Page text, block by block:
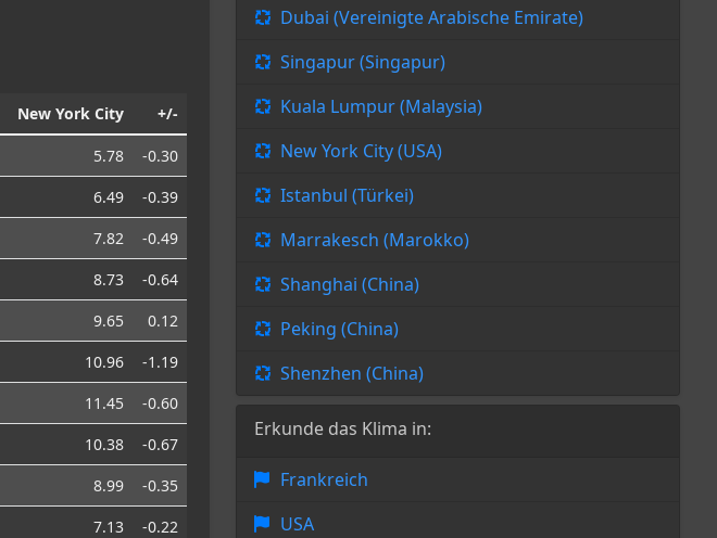
New York City +/-
5.78
-0.30
6.49
-0.39
7.82
-0.49
8.73
-0.64
9.65
0.12
10.96
-1.19
11.45
-0.60
10.38
-0.67
8.99
-0.35
7.13
-0.22
Dubai (Vereinigte Arabische Emirate)
Singapur (Singapur)
Kuala Lumpur (Malaysia)
New York City (USA)
Istanbul (Türkei)
Marrakesch (Marokko)
Shanghai (China)
Peking (China)
Shenzhen (China)
Erkunde das Klima in:
Frankreich
USA